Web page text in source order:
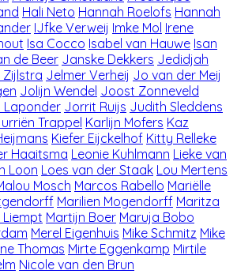
Hali Neto Hannah Roelofs Hannah
IJfke Verweij Imke Mol Irene
Isa Cocco Isabel van Hauwe Isan
de Beer Janske Dekkers Jedidjah
Zijlstra Jelmer Verheij Jo van der Meij
Jolijn Wendel Joost Zonneveld
Laponder Jorrit Ruijs Judith Sleddens
Trappel Karlijn Mofers Kaz
Kiefer Eijckelhof Kitty Relleke
Haaitsma Leonie Kuhlmann Lieke van
Loon Loes van der Staak Lou Mertens
Mosch Marcos Rabello Mariëlle
Marilien Mogendorff Maritza
Liempt Martijn Boer Maruja Bobo
Merel Eigenhuis Mike Schmitz Mike
Thomas Mirte Eggenkamp Mirtile
Nicole van den Brun